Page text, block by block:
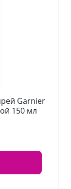
Garnier
150 мл